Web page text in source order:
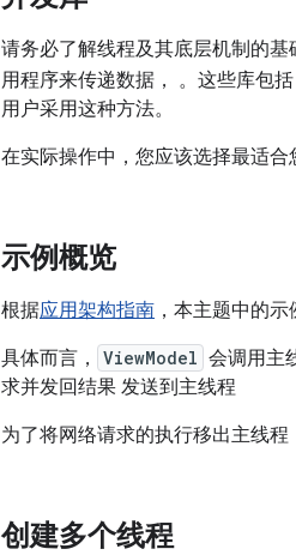
请务必了解线程及其底层机制的
用程序来传递数据， 。这些库包括
用户采用这种方法。
在实际操作中，您应该选择最适合
示例概览
根据应用架构指南 ，本主题中的
具体而言，
ViewModel 会调用主
求并发回结果 发送到主线程
为了将网络请求的执行移出主线程
创建多个线程